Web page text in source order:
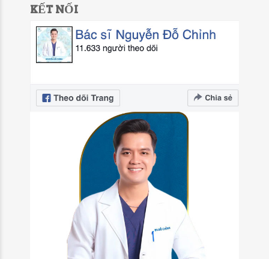
KẾT NỐI